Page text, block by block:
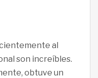
al
son increíbles.
obtuve un